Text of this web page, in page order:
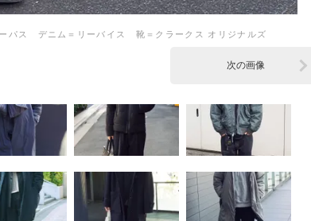
パス デニム＝リーバイス 靴＝クラークス オリジナルズ
次の画像